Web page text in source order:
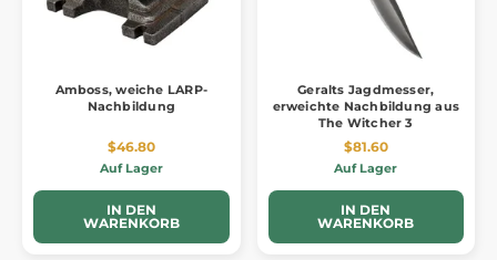
Amboss, weiche LARP-
Nachbildung
$46.80
Auf Lager
IN DEN
WARENKORB
Geralts Jagdmesser,
erweichte Nachbildung aus
The Witcher 3
$81.60
Auf Lager
IN DEN
WARENKORB